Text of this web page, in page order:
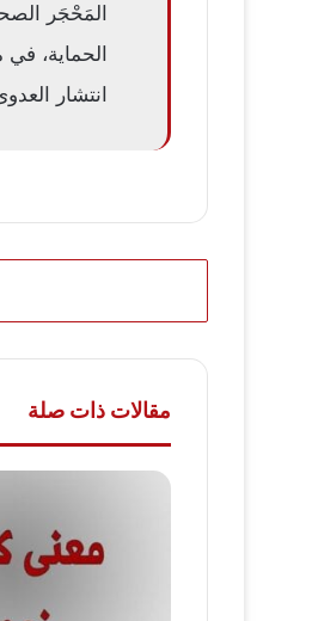
المَحْجَر
الحماية،
انتشار
مقالات ذات صلة